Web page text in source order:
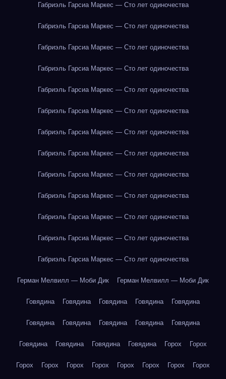
Габриэль Гарсиа Маркес — Сто лет одиночества
Габриэль Гарсиа Маркес — Сто лет одиночества
Габриэль Гарсиа Маркес — Сто лет одиночества
Габриэль Гарсиа Маркес — Сто лет одиночества
Габриэль Гарсиа Маркес — Сто лет одиночества
Габриэль Гарсиа Маркес — Сто лет одиночества
Габриэль Гарсиа Маркес — Сто лет одиночества
Габриэль Гарсиа Маркес — Сто лет одиночества
Габриэль Гарсиа Маркес — Сто лет одиночества
Габриэль Гарсиа Маркес — Сто лет одиночества
Габриэль Гарсиа Маркес — Сто лет одиночества
Габриэль Гарсиа Маркес — Сто лет одиночества
Габриэль Гарсиа Маркес — Сто лет одиночества
Герман Мелвилл — Моби Дик Герман Мелвилл — Моби Дик
Говядина Говядина Говядина Говядина Говядина
Говядина Говядина Говядина Говядина Говядина
Говядина Говядина Говядина Говядина Горох Горох
Горох Горох Горох Горох Горох Горох Горох Горох